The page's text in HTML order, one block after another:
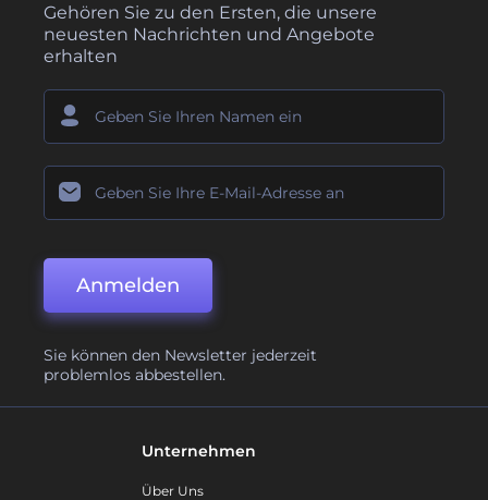
Gehören Sie zu den Ersten, die unsere
neuesten Nachrichten und Angebote
erhalten
Anmelden
Sie können den Newsletter jederzeit
problemlos abbestellen.
Unternehmen
Über Uns